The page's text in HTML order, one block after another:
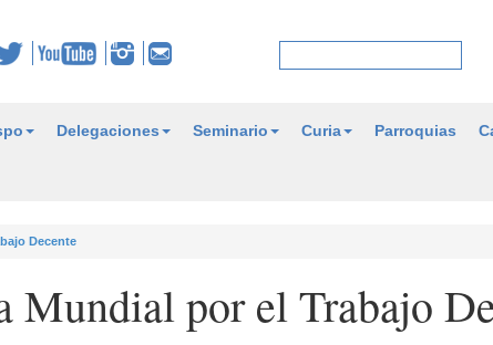
Delegaciones Seminario Curia Parroquias
Decente
Mundial por el Trabajo